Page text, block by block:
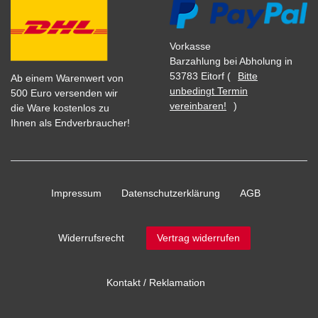
Ab einem Warenwert von
500 Euro versenden wir
die Ware kostenlos zu
Ihnen als Endverbraucher!
Vorkasse
Barzahlung bei Abholung in
53783 Eitorf (
Bitte
unbedingt Termin
vereinbaren!
)
Impressum Daten­schutz­erklärung AGB
Widerrufs­recht Vertrag widerrufen
Kontakt / Reklamation